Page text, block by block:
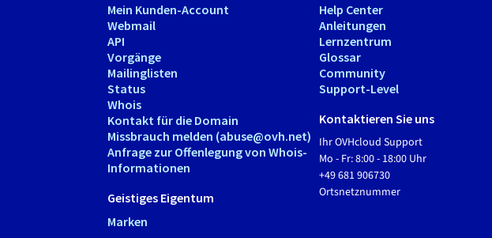
Mein Kunden-Account
Webmail
API
Vorgänge
Mailinglisten
Status
Whois
Kontakt für die Domain
Missbrauch melden (abuse@ovh.net)
Anfrage zur Offenlegung von Whois-
Informationen
Geistiges Eigentum
Marken
Help Center
Anleitungen
Lernzentrum
Glossar
Community
Support-Level
Kontaktieren Sie uns
Ihr OVHcloud Support
Mo - Fr: 8:00 - 18:00 Uhr
+49 681 906730
Ortsnetznummer